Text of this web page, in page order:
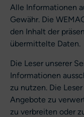
Alle Informationen
Gewähr. Die
den Inhalt der
übermittelte Daten.
Die Leser unserer
Informationen
zu nutzen. Die
Angebote zu
zu verbreiten oder